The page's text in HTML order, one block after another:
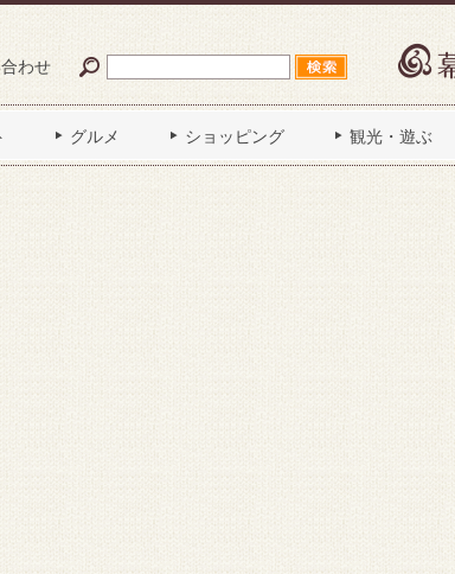
わせ
グルメ ショッピング 観光・遊ぶ